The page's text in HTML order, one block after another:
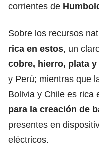
corrientes de
Sobre los recursos
rica en estos, un
cobre, hierro, plata
y Perú; mientras que
Bolivia y Chile es rica
para la creación de
presentes en
eléctricos.